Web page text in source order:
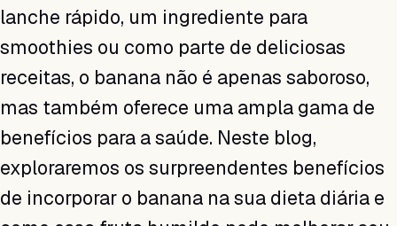
lanche rápido, um ingrediente para
smoothies ou como parte de deliciosas
receitas, o banana não é apenas saboroso,
mas também oferece uma ampla gama de
benefícios para a saúde. Neste blog,
exploraremos os surpreendentes benefícios
de incorporar o banana na sua dieta diária e